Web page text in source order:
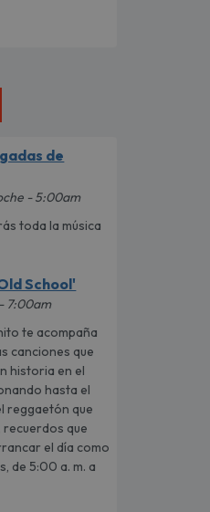
de
- 5:00am
toda la música
School'
7:00am
te acompaña
canciones que
historia en el
hasta el
reggaetón que
recuerdos que
el día como
de 5:00 a. m. a